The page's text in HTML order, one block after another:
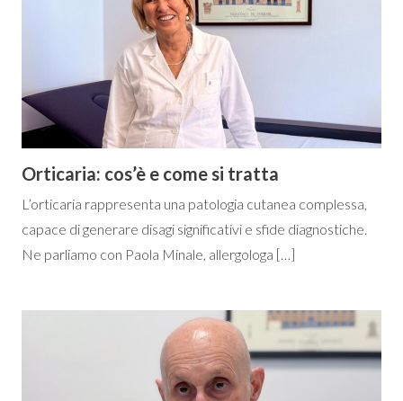
Orticaria: cos’è e come si tratta
L’orticaria rappresenta una patologia cutanea complessa,
capace di generare disagi significativi e sfide diagnostiche.
Ne parliamo con Paola Minale, allergologa […]